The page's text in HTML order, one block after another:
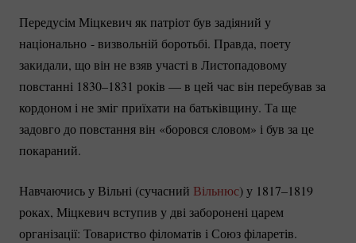
Передусім Міцкевич як патріот був задіяний у
національно - визвольній боротьбі. Правда, поету
закидали, що він не взяв участі в Листопадовому
повстанні 1830–1831 років — в цей час він перебував за
кордоном і не зміг приїхати на батьківщину. Та ще
задовго до повстання він «боровся словом» і був за це
покараний.
Навчаючись у Вільні (сучасний Вільнюс) у 1817–1819
роках, Міцкевич вступив у дві заборонені царем
організації: Товариство філоматів і Союз філаретів.